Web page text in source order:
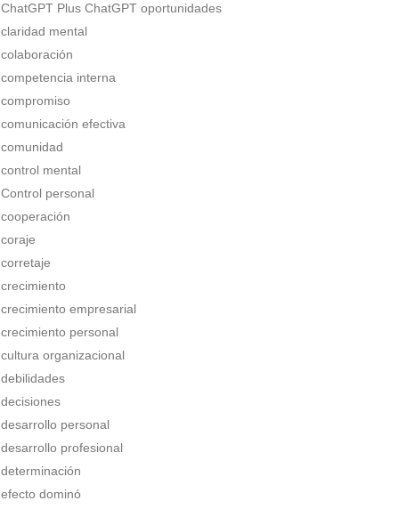
ChatGPT Plus ChatGPT oportunidades
claridad mental
colaboración
competencia interna
compromiso
comunicación efectiva
comunidad
control mental
Control personal
cooperación
coraje
corretaje
crecimiento
crecimiento empresarial
crecimiento personal
cultura organizacional
debilidades
decisiones
desarrollo personal
desarrollo profesional
determinación
efecto dominó